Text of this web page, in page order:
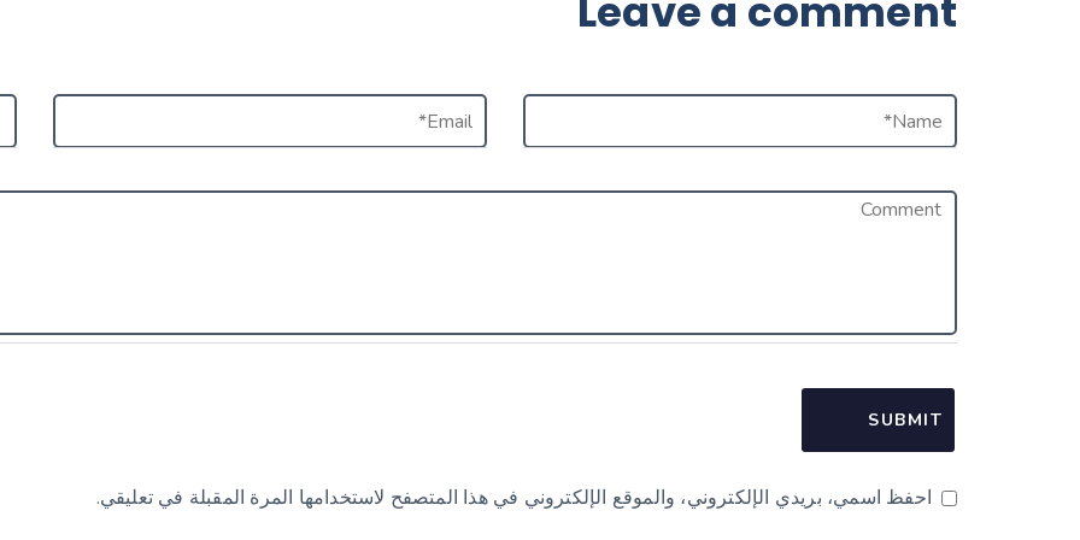
Leave a comment
احفظ اسمي، بريدي الإلكتروني، والموقع الإلكتروني في هذا المتصفح لاستخدامها المرة المقبلة في تعليقي.